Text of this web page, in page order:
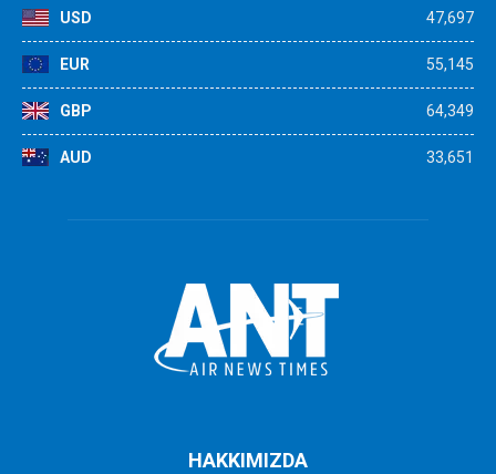
USD 47,697
EUR 55,145
GBP 64,349
AUD 33,651
HAKKIMIZDA